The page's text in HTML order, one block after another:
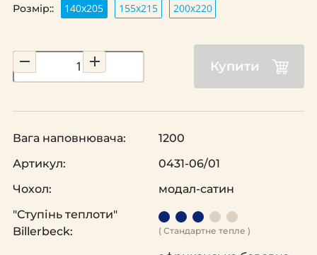
Розмір:: 140х205 155х215 200х220
Купити
Вага наповнювача:
1200
Артикул:
0431-06/01
Чохол:
модал-сатин
"Ступінь теплоти"
Billerbeck:
( Стандартне тепле )